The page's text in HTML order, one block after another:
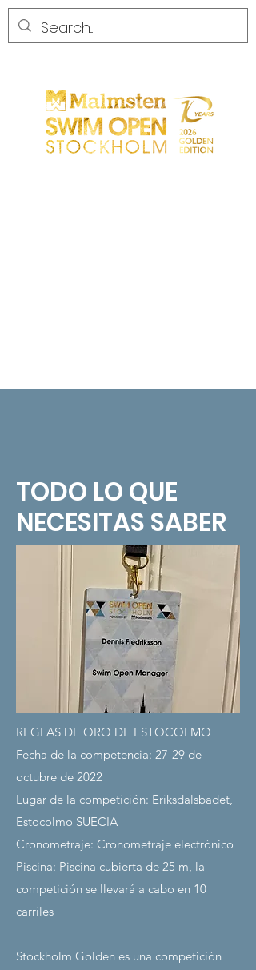
TODO LO QUE
NECESITAS SABER
REGLAS DE ORO DE ESTOCOLMO
Fecha de la competencia: 27-29 de
octubre de 2022
Lugar de la competición: Eriksdalsbadet,
Estocolmo SUECIA
Cronometraje: Cronometraje electrónico
Piscina: Piscina cubierta de 25 m, la
competición se llevará a cabo en 10
carriles
Stockholm Golden es una competición